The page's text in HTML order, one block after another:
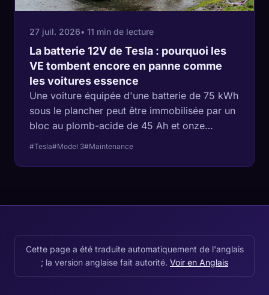
27 juil. 2026• 11 min de lecture
La batterie 12V de Tesla : pourquoi les
VE tombent encore en panne comme
les voitures essence
Une voiture équipée d'une batterie de 75 kWh
sous le plancher peut être immobilisée par un
bloc au plomb-acide de 45 Ah et onze
dans le câblage, et le manuel de Tesla rejette
#Tesla#Model 3#Maintenance
Cette page a été traduite automatiquement de l'anglais
; la version anglaise fait autorité. Voir en Anglais